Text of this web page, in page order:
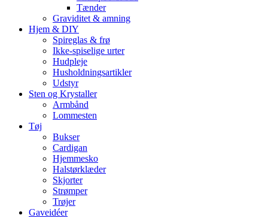
Tænder
Graviditet & amning
Hjem & DIY
Spireglas & frø
Ikke-spiselige urter
Hudpleje
Husholdningsartikler
Udstyr
Sten og Krystaller
Armbånd
Lommesten
Tøj
Bukser
Cardigan
Hjemmesko
Halstørklæder
Skjorter
Strømper
Trøjer
Gaveidéer